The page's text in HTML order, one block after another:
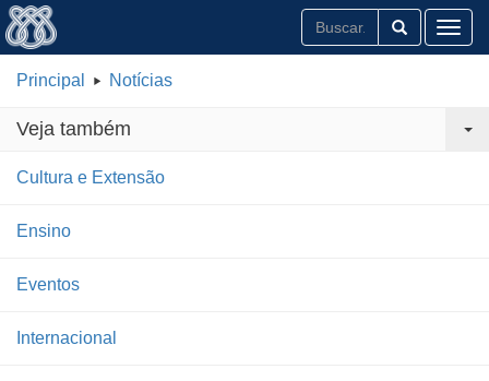
Principal Notícias
Veja também
Cultura e Extensão
Ensino
Eventos
Internacional